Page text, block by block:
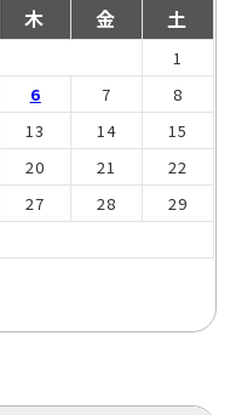
木 金 土
1
6 7
8
13 14
15
20 21
22
27 28
29